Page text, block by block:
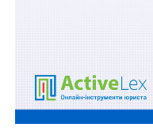
платежів та не
потреб осіб, яким
Велика Палата
положень Закону №
визначають й
органів, дає підстави